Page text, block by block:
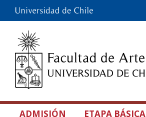
ADMISIÓN ETAPA BÁSICA